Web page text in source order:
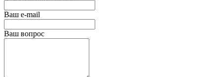
Ваш e-mail
Ваш вопрос